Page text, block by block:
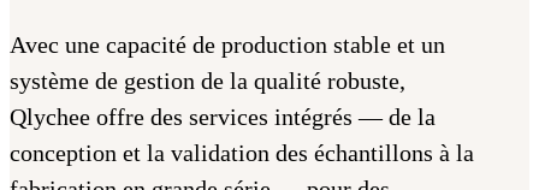
Avec une capacité de production stable et un
système de gestion de la qualité robuste,
Qlychee offre des services intégrés — de la
conception et la validation des échantillons à la